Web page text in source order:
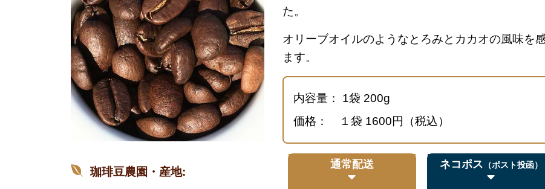
珈琲豆農園・産地:
た。
オリーブオイルのようなとろみとカカオの風味を
ます。
内容量： 1袋 200g
価格： １袋 1600円（税込）
通常配送 ネコポス （ポスト投函）